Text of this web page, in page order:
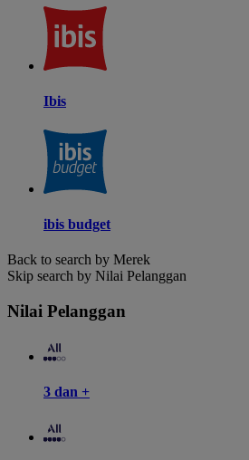
Ibis
ibis budget
Back to search by Merek
Skip search by Nilai Pelanggan
Nilai Pelanggan
3 dan +